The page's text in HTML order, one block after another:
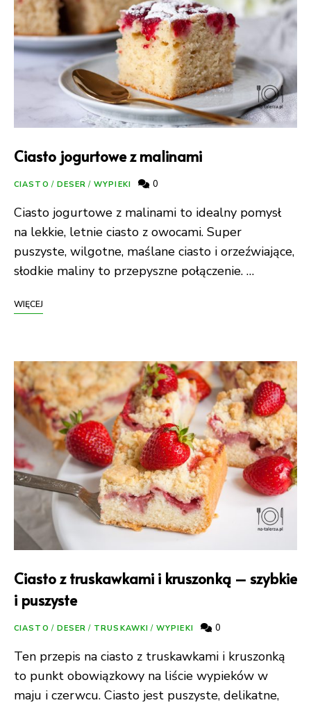
Ciasto jogurtowe z malinami
CIASTO / DESER / WYPIEKI 0
Ciasto jogurtowe z malinami to idealny pomysł
na lekkie, letnie ciasto z owocami. Super
puszyste, wilgotne, maślane ciasto i orzeźwiające,
słodkie maliny to przepyszne połączenie. …
WIĘCEJ
Ciasto z truskawkami i kruszonką – szybkie
i puszyste
CIASTO / DESER / TRUSKAWKI / WYPIEKI 0
Ten przepis na ciasto z truskawkami i kruszonką
to punkt obowiązkowy na liście wypieków w
maju i czerwcu. Ciasto jest puszyste, delikatne,